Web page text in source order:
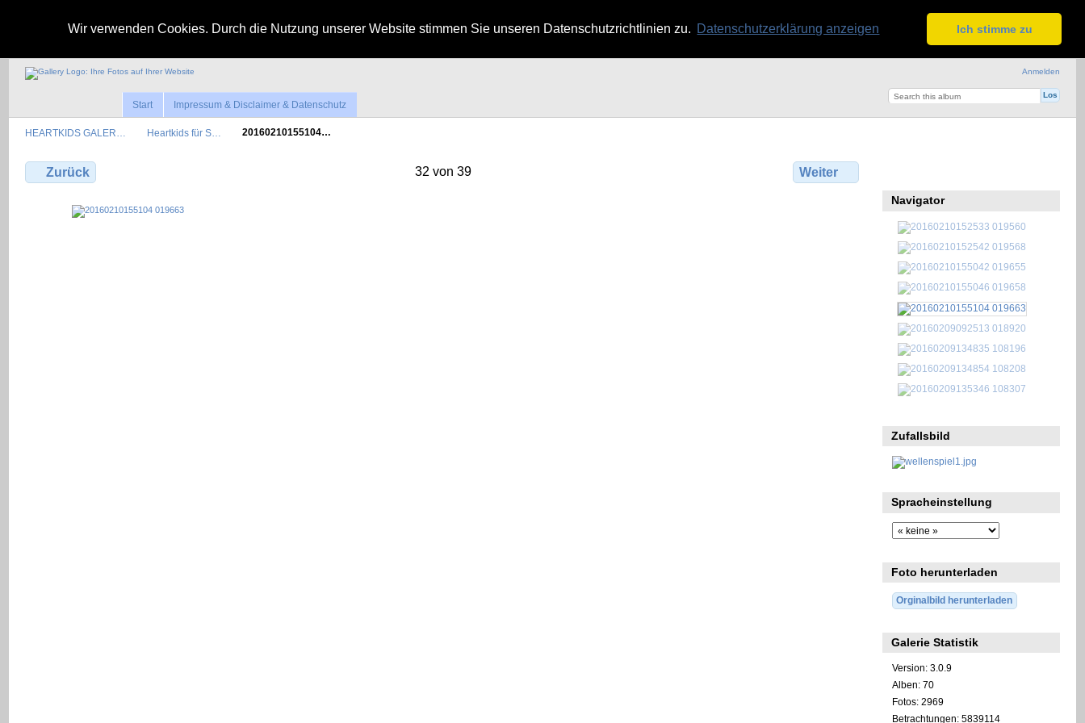
Wir verwenden Cookies. Durch die Nutzung unserer Website stimmen Sie unseren Datenschutzrichtlinien zu. Datenschutzerklärung anzeigen Ich stimme zu
Anmelden
Start Impressum & Disclaimer & Datenschutz
HEARTKIDS GALER… Heartkids für S… 20160210155104…
Zurück 32 von 39 Weiter
Navigator
Zufallsbild
Spracheinstellung
Foto herunterladen
Orginalbild herunterladen
Galerie Statistik
Version: 3.0.9
Alben: 70
Fotos: 2969
Betrachtungen: 5839114